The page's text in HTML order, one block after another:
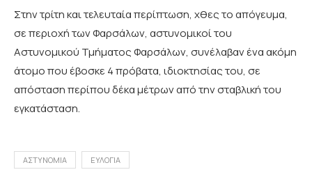
Στην τρίτη και τελευταία περίπτωση, χθες το απόγευμα,
σε περιοχή των Φαρσάλων, αστυνομικοί του
Αστυνομικού Τμήματος Φαρσάλων, συνέλαβαν ένα ακόμη
άτομο που έβοσκε 4 πρόβατα, ιδιοκτησίας του, σε
απόσταση περίπου δέκα μέτρων από την σταβλική του
εγκατάσταση.
ΑΣΤΥΝΟΜΙΑ ΕΥΛΟΓΙΑ